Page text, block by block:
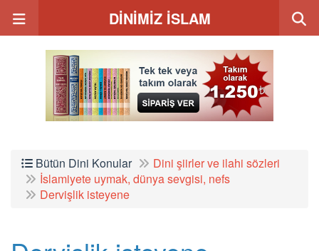
DİNİMİZ İSLAM
Bütün Dini Konular
Dini şiirler ve ilahi sözleri
İslamiyete uymak, dünya sevgisi, nefs
Dervişlik isteyene